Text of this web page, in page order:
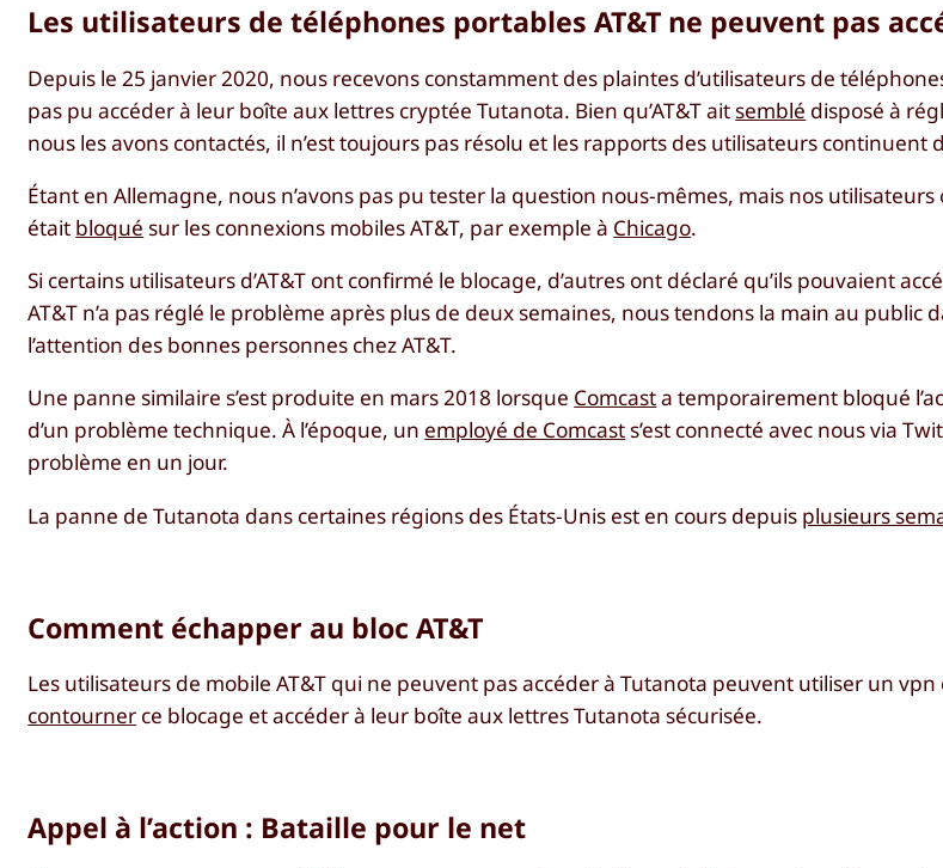
Les utilisateurs de téléphones portables AT&T ne peuvent pas
Depuis le 25 janvier 2020, nous recevons constamment des plaintes d’utilisateurs de
pas pu accéder à leur boîte aux lettres cryptée Tutanota. Bien qu’AT&T ait semblé disposé à
nous les avons contactés, il n’est toujours pas résolu et les rapports des utilisateurs continuent
Étant en Allemagne, nous n’avons pas pu tester la question nous-mêmes, mais nos
était bloqué sur les connexions mobiles AT&T, par exemple à Chicago.
Si certains utilisateurs d’AT&T ont confirmé le blocage, d’autres ont déclaré qu’ils pouvaient
AT&T n’a pas réglé le problème après plus de deux semaines, nous tendons la main au public
l’attention des bonnes personnes chez AT&T.
Une panne similaire s’est produite en mars 2018 lorsque Comcasta temporairement bloqué
d’un problème technique. À l’époque, un employé de Comcast s’est connecté avec nous via
problème en un jour.
La panne de Tutanota dans certaines régions des États-Unis est en cours depuis plusieurs
Comment échapper au bloc AT&T
Les utilisateurs de mobile AT&T qui ne peuvent pas accéder à Tutanota peuvent utiliser un vpn
contourner ce blocage et accéder à leur boîte aux lettres Tutanota sécurisée.
Appel à l’action : Bataille pour le net